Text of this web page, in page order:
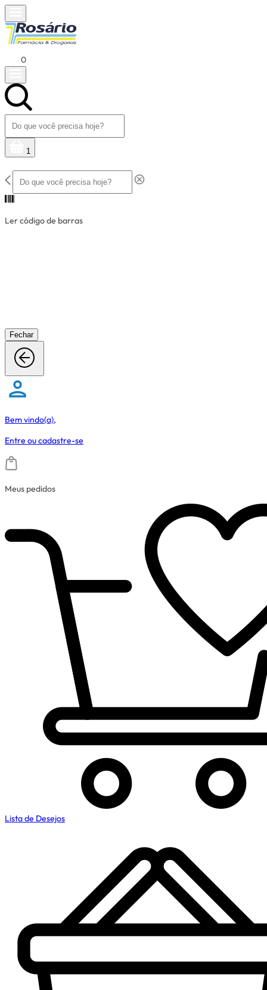
0
1
Ler código de barras
Fechar
Bem vindo(a),
Entre oucadastre-se
Meus pedidos
Lista de Desejos